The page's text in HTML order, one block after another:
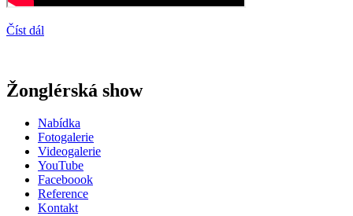
Číst dál
Žonglérská show
Nabídka
Fotogalerie
Videogalerie
YouTube
Faceboook
Reference
Kontakt